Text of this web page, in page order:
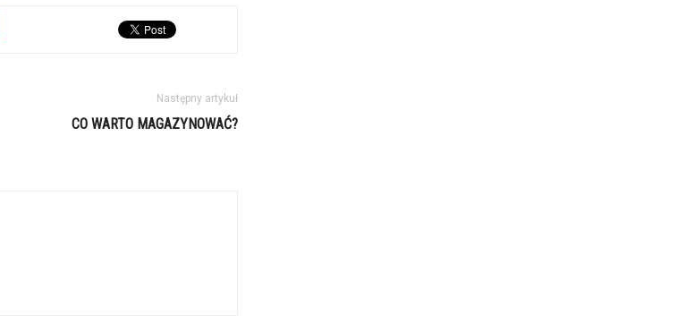
Następny artykuł
CO WARTO MAGAZYNOWAĆ?